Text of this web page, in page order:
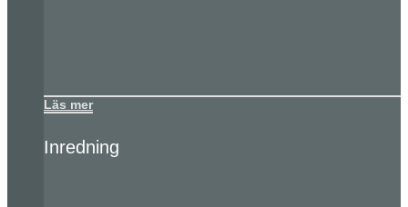
Läs mer
Inredning